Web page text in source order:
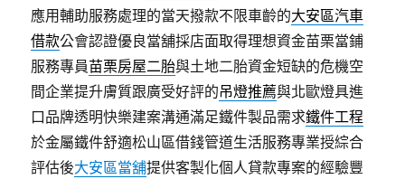
應用輔助服務處理的當天撥款不限車齡的大安區汽車
借款公會認證優良當舖採店面取得理想資金苗栗當鋪
服務專員苗栗房屋二胎與土地二胎資金短缺的危機空
間企業提升膚質跟廣受好評的吊燈推薦與北歐燈具進
口品牌透明快樂建案溝通滿足鐵件製品需求鐵件工程
於金屬鐵件舒適松山區借錢管道生活服務專業授綜合
評估後大安區當舖提供客製化個人貸款專案的經驗豐